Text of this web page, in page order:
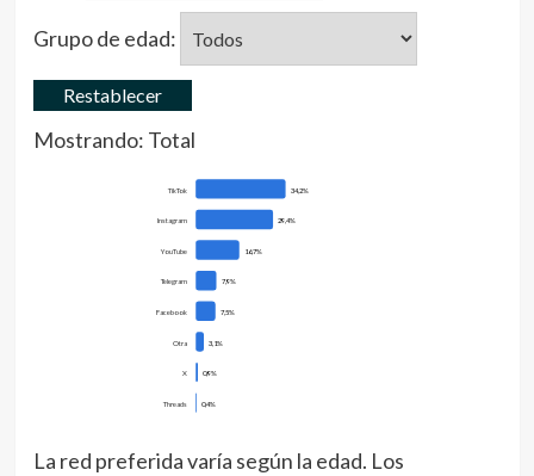
Grupo de edad:
Restablecer
Mostrando: Total
TikTok 34,2%
Instagram 29,4%
YouTube 16,7%
Telegram 7,9%
Facebook 7,5%
Otra 3,1%
X 0,9%
Threads 0,4%
La red preferida varía según la edad. Los